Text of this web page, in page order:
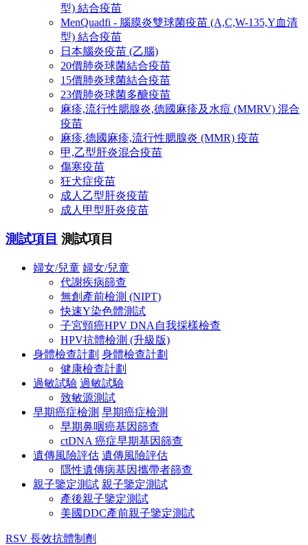
型) 結合疫苗
MenQuadfi - 腦膜炎雙球菌疫苗 (A,C,W-135,Y血清
型) 結合疫苗
日本腦炎疫苗 (乙腦)
20價肺炎球菌結合疫苗
15價肺炎球菌結合疫苗
23價肺炎球菌多醣疫苗
麻疹,流行性腮腺炎,德國麻疹及水痘 (MMRV) 混合
疫苗
麻疹,德國麻疹,流行性腮腺炎 (MMR) 疫苗
甲,乙型肝炎混合疫苗
傷寒疫苗
狂犬症疫苗
成人乙型肝炎疫苗
成人甲型肝炎疫苗
測試項目 測試項目
婦女/兒童 婦女/兒童
代謝疾病篩查
無創產前檢測 (NIPT)
快速Y染色體測試
子宮頸癌HPV DNA自我採樣檢查
HPV抗體檢測 (升級版)
身體檢查計劃 身體檢查計劃
健康檢查計劃
過敏試驗 過敏試驗
致敏源測試
早期癌症檢測 早期癌症檢測
早期鼻咽癌基因篩查
ctDNA 癌症早期基因篩查
遺傳風險評估 遺傳風險評估
隱性遺傳病基因攜帶者篩查
親子鑒定測試 親子鑒定測試
產後親子鑒定測試
美國DDC產前親子鑒定測試
RSV 長效抗體制劑